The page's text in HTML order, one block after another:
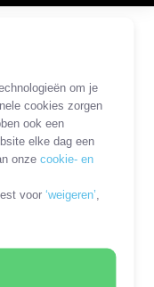
om je
cookies zorgen
ook een
elke dag een
onzecookie- en
voor‘weigeren’
TV's
SORTEER OP